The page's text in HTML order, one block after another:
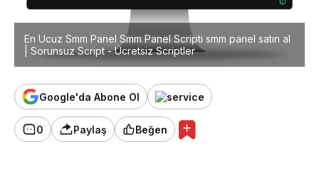
En Ucuz Smm Panel Smm Panel Scripti smm panel satın al
| Sorunsuz Script - Ücretsiz Scriptler
Google'da Abone Ol
0 Paylaş Beğen